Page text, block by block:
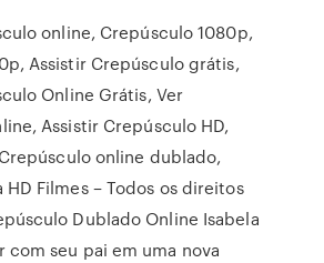
online, Crepúsculo 1080p,
Assistir Crepúsculo grátis,
Online Grátis, Ver
Assistir Crepúsculo HD,
online dublado,
Filmes – Todos os direitos
Dublado Online Isabela
com seu pai em uma nova